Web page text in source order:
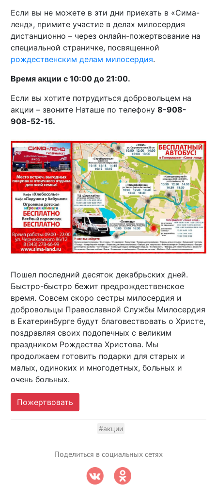
Если вы не можете в эти дни приехать в «Сима-
ленд», примите участие в делах милосердия
дистанционно – через онлайн-пожертвование на
специальной страничке, посвященной
рождественским делам милосердия.
Время акции с 10:00 до 21:00.
Если вы хотите потрудиться добровольцем на
акции – звоните Наташе по телефону8-908-
908-52-15.
Пошел последний десяток декабрьских дней.
Быстро-быстро бежит предрождественское
время. Совсем скоро сестры милосердия и
добровольцы Православной Службы Милосердия
в Екатеринбурге будут благовествовать о Христе,
поздравляя своих подопечных с великим
праздником Рождества Христова. Мы
продолжаем готовить подарки для старых и
малых, одиноких и многодетных, больных и
очень больных.
Пожертвовать
#акции
Поделиться в социальных сетях